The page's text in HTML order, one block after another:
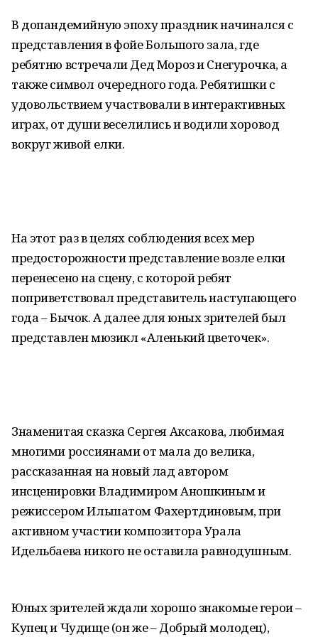
В допандемийную эпоху праздник начинался с
представления в фойе Большого зала, где
ребятню встречали Дед Мороз и Снегурочка, а
также символ очередного года. Ребятишки с
удовольствием участвовали в интерактивных
играх, от души веселились и водили хоровод
вокруг живой елки.
На этот раз в целях соблюдения всех мер
предосторожности представление возле елки
перенесено на сцену, с которой ребят
поприветствовал представитель наступающего
года – Бычок. А далее для юных зрителей был
представлен мюзикл «Аленький цветочек».
Знаменитая сказка Сергея Аксакова, любимая
многими россиянами от мала до велика,
рассказанная на новый лад автором
инсценировки Владимиром Аношкиным и
режиссером Ильшатом Фахертдиновым, при
активном участии композитора Урала
Идельбаева никого не оставила равнодушным.
Юных зрителей ждали хорошо знакомые герои –
Купец и Чудище (он же – Добрый молодец),